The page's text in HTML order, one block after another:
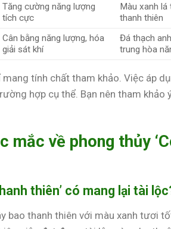
Tăng cường năng lượng
tích cực
Màu xanh lá
thanh thiên
Cân bằng năng lượng, hóa
giải sát khí
Đá thạch
trung hòa
tính chất tham khảo. Việc áp
hợp cụ thể. Bạn nên tham khảo
mắc về phong thủy
thiên’ có mang lại tài
bao thanh thiên với màu xanh tươi